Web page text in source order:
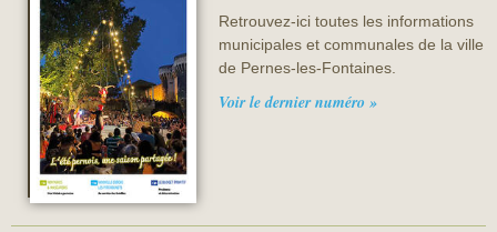
Retrouvez-ici toutes les informations
municipales et communales de la ville
de Pernes-les-Fontaines.
Voir le dernier numéro »